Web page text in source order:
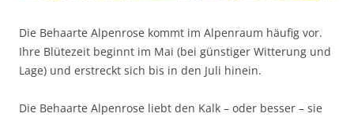
Die Behaarte Alpenrose kommt im Alpenraum häufig vor.
Ihre Blütezeit beginnt im Mai (bei günstiger Witterung und
Lage) und erstreckt sich bis in den Juli hinein.
Die Behaarte Alpenrose liebt den Kalk – oder besser – sie